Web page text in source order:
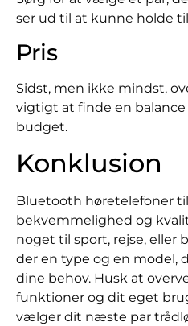
ser ud til at kunne holde
Pris
Sidst, men ikke mindst,
vigtigt at finde en
budget.
Konklusion
Bluetooth høretelefoner
bekvemmelighed og
noget til sport, rejse, eller
der en type og en model,
dine behov. Husk at
funktioner og dit eget
vælger dit næste par